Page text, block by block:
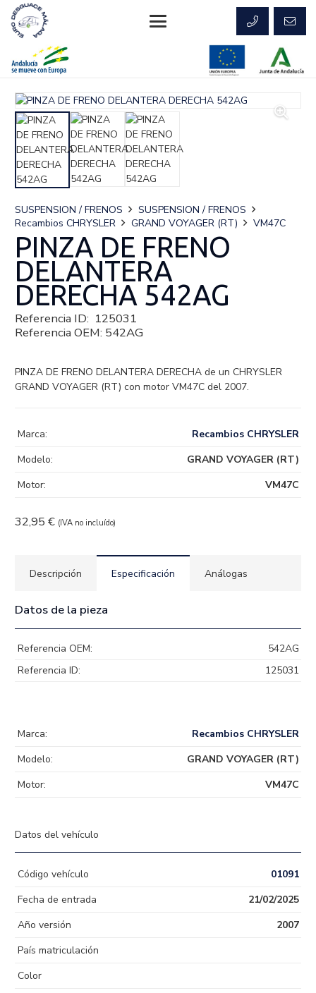
SUSPENSION / FRENOS
SUSPENSION / FRENOS
Recambios CHRYSLER
GRAND VOYAGER (RT) VM47C
PINZA DE FRENO
DELANTERA
DERECHA 542AG
Referencia ID: 125031
Referencia OEM: 542AG
PINZA DE FRENO DELANTERA DERECHA de un CHRYSLER
GRAND VOYAGER (RT) con motor VM47C del 2007.
32,95 € (IVA no incluído)
Marca:
Recambios CHRYSLER
Modelo:
GRAND VOYAGER (RT)
Motor:
VM47C
Descripción Especificación Análogas
Datos de la pieza
Referencia OEM:
542AG
Referencia ID:
125031
Marca:
Recambios CHRYSLER
Modelo:
GRAND VOYAGER (RT)
Motor:
VM47C
Datos del vehículo
Código vehículo
01091
Fecha de entrada
21/02/2025
Año versión
2007
País matriculación
Color